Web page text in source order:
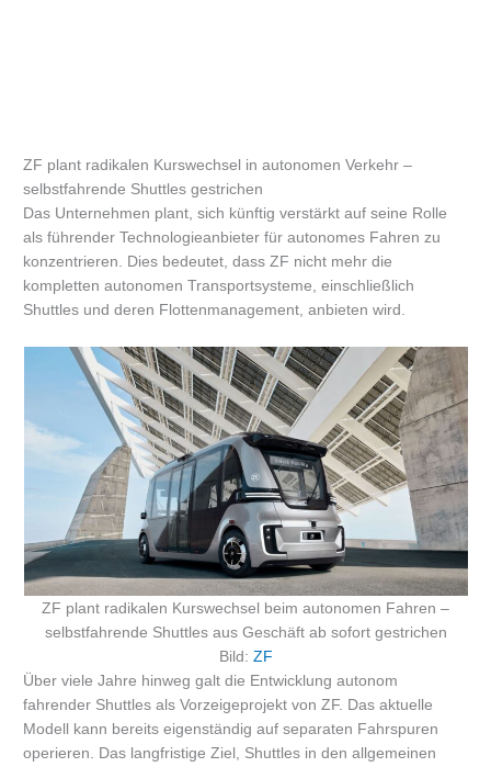
ZF plant radikalen Kurswechsel in autonomen Verkehr –
selbstfahrende Shuttles gestrichen
Das Unternehmen plant, sich künftig verstärkt auf seine Rolle
als führender Technologieanbieter für autonomes Fahren zu
konzentrieren. Dies bedeutet, dass ZF nicht mehr die
kompletten autonomen Transportsysteme, einschließlich
Shuttles und deren Flottenmanagement, anbieten wird.
ZF plant radikalen Kurswechsel beim autonomen Fahren –
selbstfahrende Shuttles aus Geschäft ab sofort gestrichen
Bild: ZF
Über viele Jahre hinweg galt die Entwicklung autonom
fahrender Shuttles als Vorzeigeprojekt von ZF. Das aktuelle
Modell kann bereits eigenständig auf separaten Fahrspuren
operieren. Das langfristige Ziel, Shuttles in den allgemeinen